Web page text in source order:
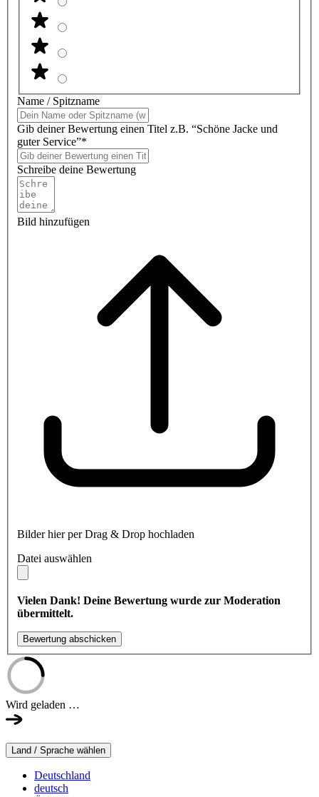
Name / Spitzname
Gib deiner Bewertung einen Titel z.B. “Schöne Jacke und
guter Service”*
Schreibe deine Bewertung
Bild hinzufügen
Bilder hier per Drag & Drop hochladen
Datei auswählen
Vielen Dank! Deine Bewertung wurde zur Moderation
übermittelt.
Bewertung abschicken
Wird geladen …
Land / Sprache wählen
Deutschland
deutsch